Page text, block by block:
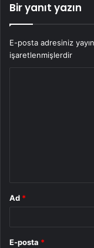
Bir yanıt yazın
E-posta adresiniz
işaretlenmişlerdir
Ad *
E-posta *